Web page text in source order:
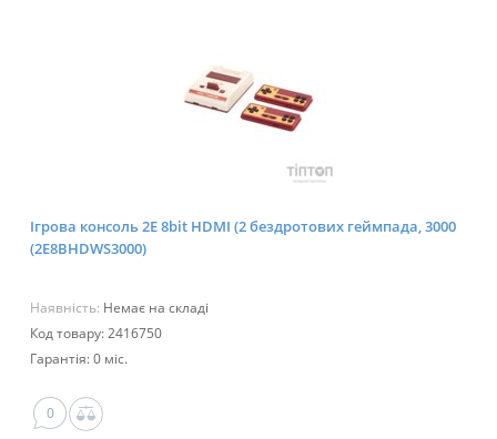
Ігрова консоль 2E 8bit HDMI (2 бездротових геймпада, 3000
(2E8BHDWS3000)
Наявність: Немає на складі
Код товару: 2416750
Гарантія: 0 міс.
0